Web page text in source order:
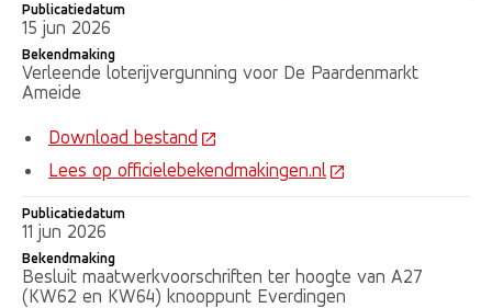
Publicatiedatum
15 jun 2026
Bekendmaking
Verleende loterijvergunning voor De Paardenmarkt
Ameide
Download bestand
Lees op officielebekendmakingen.nl
Publicatiedatum
11 jun 2026
Bekendmaking
Besluit maatwerkvoorschriften ter hoogte van A27
(KW62 en KW64) knooppunt Everdingen